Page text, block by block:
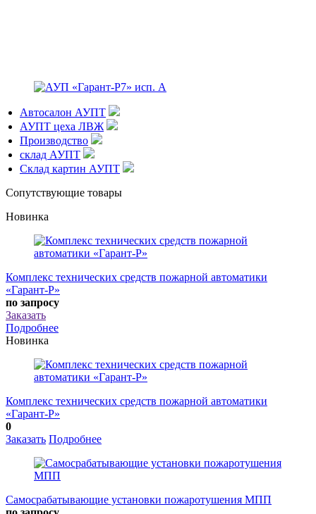
Автосалон АУПТ
АУПТ цеха ЛВЖ
Производство
склад АУПТ
Склад картин АУПТ
Сопутствующие товары
Новинка
Комплекс технических средств пожарной автоматики
«Гарант-Р»
по запросу
Заказать
Подробнее
Новинка
Комплекс технических средств пожарной автоматики
«Гарант-Р»
0
Заказать Подробнее
Самосрабатывающие установки пожаротушения МПП